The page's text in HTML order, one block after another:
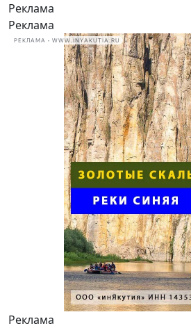
Реклама
Реклама
РЕКЛАМА • WWW.INYAKUTIA.RU
Реклама